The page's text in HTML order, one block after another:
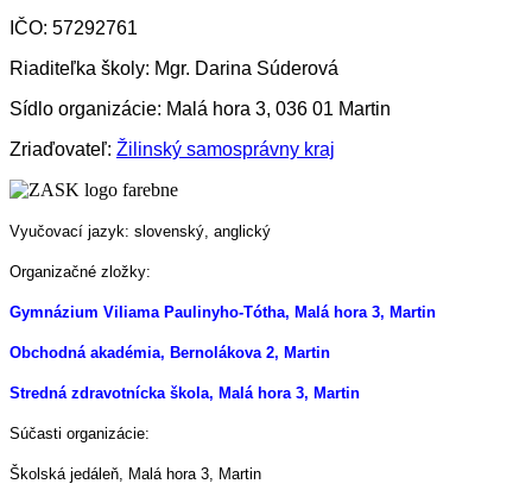
IČO: 57292761
Riaditeľka školy: Mgr. Darina Súderová
Sídlo organizácie: Malá hora 3, 036 01 Martin
Zriaďovateľ: Žilinský samosprávny kraj
Vyučovací jazyk: slovenský, anglický
Organizačné zložky:
Gymnázium Viliama Paulinyho-Tótha, Malá hora 3, Martin
Obchodná akadémia, Bernolákova 2, Martin
Stredná zdravotnícka škola, Malá hora 3, Martin
Súčasti organizácie:
Školská jedáleň, Malá hora 3, Martin